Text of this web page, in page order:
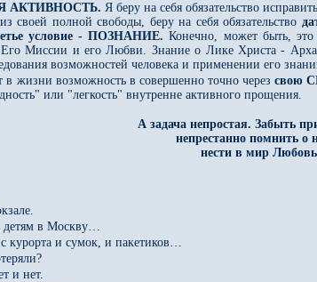
АКТИВНОСТЬ.Я беру на себя обязательство
своей полной свободы, беру на себя обязательство
условие - ПОЗНАНИЕ.Конечно, может быть,
Миссии и его Любви. Знание о Лике Христа -
возможностей человека и применении его
в жизни возможность в совершенно точно черезсвою
или "легкость" внутренне активного прощения.
А задача непростая. Забыть
непрестанно помнить о
нести в мир
детям в Москву…
курорта и сумок, и пакетиков…
и нет.